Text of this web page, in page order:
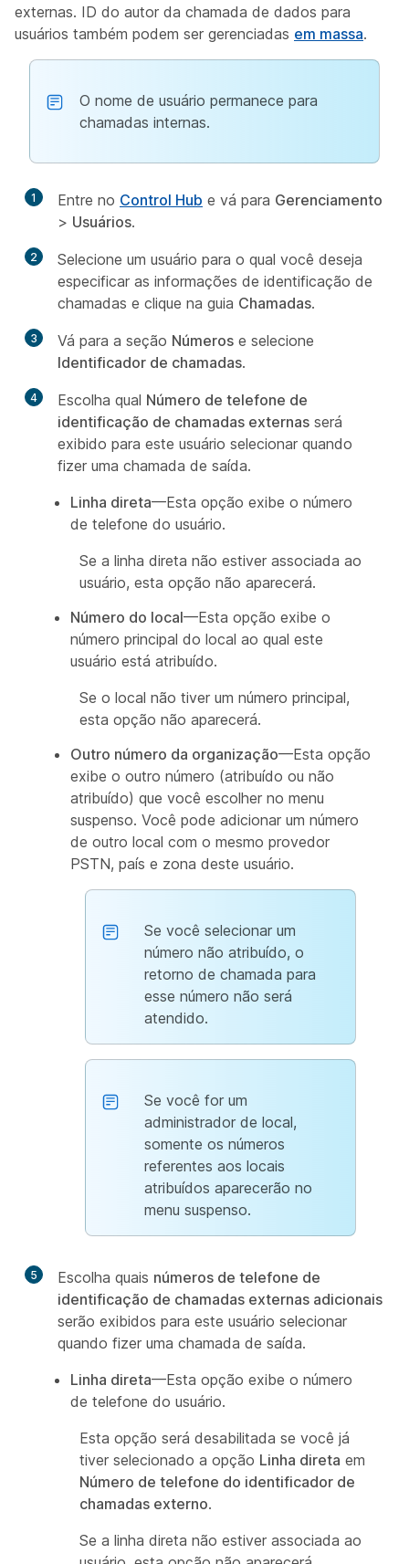
externas. ID do autor da chamada de dados para
usuários também podem ser gerenciadas em massa.
O nome de usuário permanece para
chamadas internas.
1 Entre no Control Hub e vá para Gerenciamento
> Usuários.
2
Selecione um usuário para o qual você deseja
especificar as informações de identificação de
chamadas e clique na guia Chamadas.
3 Vá para a seção Números e selecione
Identificador de chamadas.
4 Escolha qual Número de telefone de
identificação de chamadas externas será
exibido para este usuário selecionar quando
fizer uma chamada de saída.
Linha direta—Esta opção exibe o número
de telefone do usuário.
Se a linha direta não estiver associada ao
usuário, esta opção não aparecerá.
Número do local—Esta opção exibe o
número principal do local ao qual este
usuário está atribuído.
Se o local não tiver um número principal,
esta opção não aparecerá.
Outro número da organização—Esta opção
exibe o outro número (atribuído ou não
atribuído) que você escolher no menu
suspenso. Você pode adicionar um número
de outro local com o mesmo provedor
PSTN, país e zona deste usuário.
Se você selecionar um
número não atribuído, o
retorno de chamada para
esse número não será
atendido.
Se você for um
administrador de local,
somente os números
referentes aos locais
atribuídos aparecerão no
menu suspenso.
5 Escolha quais números de telefone de
identificação de chamadas externas adicionais
serão exibidos para este usuário selecionar
quando fizer uma chamada de saída.
Linha direta—Esta opção exibe o número
de telefone do usuário.
Esta opção será desabilitada se você já
tiver selecionado a opção Linha direta em
Número de telefone do identificador de
chamadas externo.
Se a linha direta não estiver associada ao